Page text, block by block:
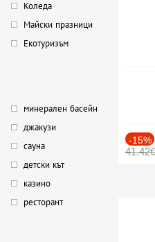
Коледа
Майски празници
Екотуризъм
минерален басейн
джакузи
сауна
детски кът
казино
ресторант
-15%
41.42€